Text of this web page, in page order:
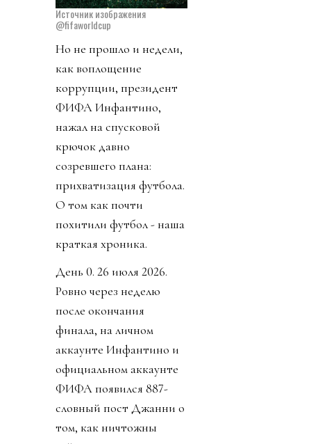
Источник изображения
@fifaworldcup
Но не прошло и недели,
как воплощение
коррупции, президент
ФИФА Инфантино,
нажал на спусковой
крючок давно
созревшего плана:
прихватизация футбола.
О том как почти
похитили футбол - наша
краткая хроника.
День 0. 26 июля 2026.
Ровно через неделю
после окончания
финала, на личном
аккаунте Инфантино и
официальном аккаунте
ФИФА появился 887-
словный пост Джанни о
том, как ничтожны